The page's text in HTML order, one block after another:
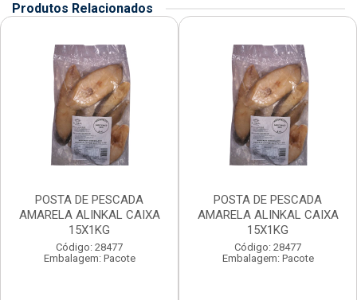
Produtos Relacionados
POSTA DE PESCADA
AMARELA ALINKAL CAIXA
15X1KG
Código: 28477
Embalagem: Pacote
POSTA DE PESCADA
AMARELA ALINKAL CAIXA
15X1KG
Código: 28477
Embalagem: Pacote